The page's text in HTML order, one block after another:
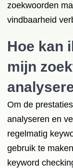
zoekwoorden
vindbaarheid
Hoe kan
mijn
Om de
analyseren en
regelmatig
gebruik te
keyword